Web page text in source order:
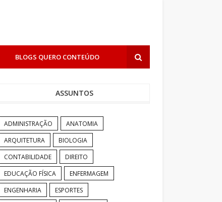
BLOGS QUERO CONTEÚDO
ASSUNTOS
ADMINISTRAÇÃO
ANATOMIA
ARQUITETURA
BIOLOGIA
CONTABILIDADE
DIREITO
EDUCAÇÃO FÍSICA
ENFERMAGEM
ENGENHARIA
ESPORTES